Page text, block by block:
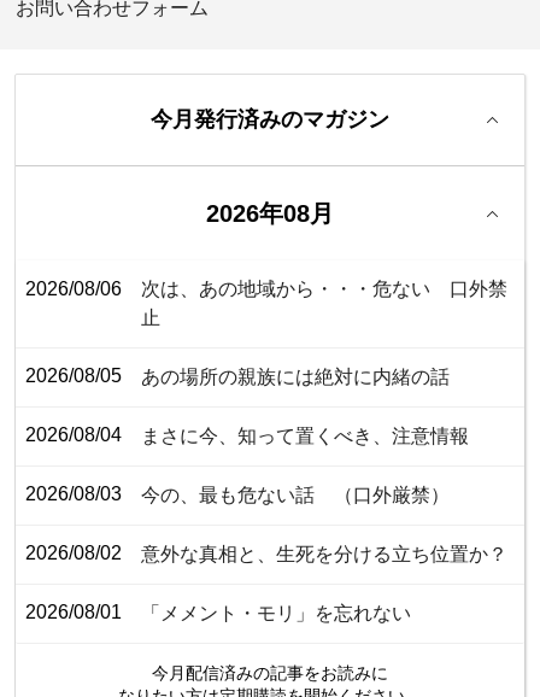
お問い合わせフォーム
今月発行済みのマガジン
2026年08月
2026/08/06
次は、あの地域から・・・危ない 口外禁
止
2026/08/05 あの場所の親族には絶対に内緒の話
2026/08/04 まさに今、知って置くべき、注意情報
2026/08/03 今の、最も危ない話 （口外厳禁）
2026/08/02 意外な真相と、生死を分ける立ち位置か？
2026/08/01 「メメント・モリ」を忘れない
今月配信済みの記事をお読みに